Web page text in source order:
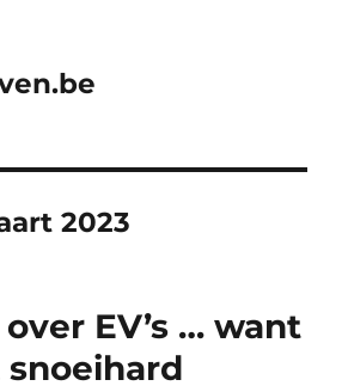
2023
EV’s … want